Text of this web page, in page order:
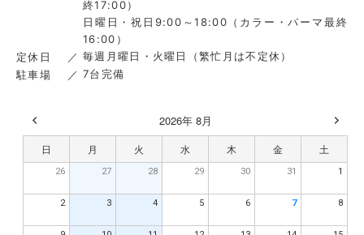
終17:00）
日曜日・祝日9:00～18:00（カラー・パーマ最終
16:00）
定休日
毎週月曜日・火曜日（繁忙月は不定休）
駐車場
7台完備
2026年 8月
日 月 火 水 木 金 土
26 27 28 29 30 31 1
2 3 4 5 6 7 8